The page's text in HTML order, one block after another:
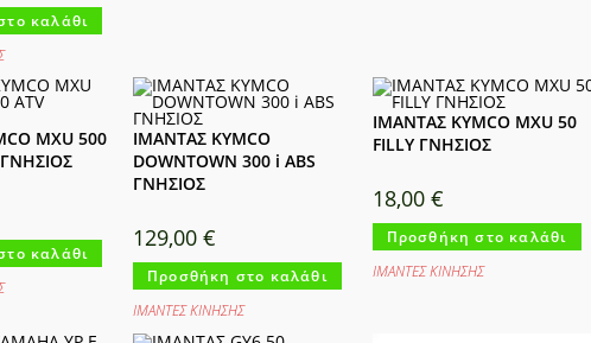
καλάθι
MXU 500
ΓΝΗΣΙΟΣ
καλάθι
ΙΜΑΝΤΑΣ KYMCO
DOWNTOWN 300 i ABS
ΓΝΗΣΙΟΣ
129,00€
Προσθήκη στο καλάθι
ΙΜΑΝΤΕΣ ΚΙΝΗΣΗΣ
ΙΜΑΝΤΑΣ KYMCO MXU 50
FILLY ΓΝΗΣΙΟΣ
18,00 €
Προσθήκη στο καλάθι
ΙΜΑΝΤΕΣ ΚΙΝΗΣΗΣ